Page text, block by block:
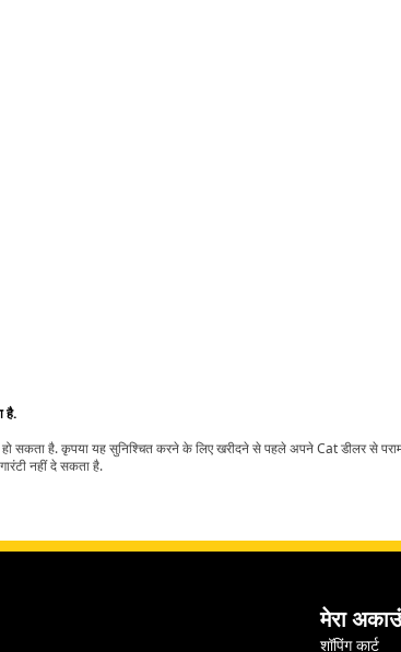
है.
सकता है. कृपया यह सुनिश्चित करने के लिए खरीदने से पहले अपने Cat डीलर से
नहीं दे सकता है.
मेरा
शॉपिंग कार्ट